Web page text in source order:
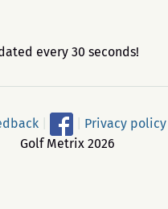
every 30 seconds!
Privacy policy
Golf Metrix 2026